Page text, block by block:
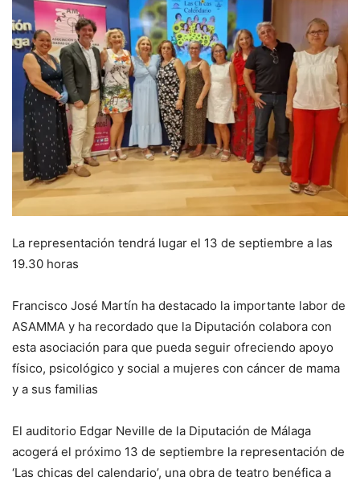
La representación tendrá lugar el 13 de septiembre a las
19.30 horas
Francisco José Martín ha destacado la importante labor de
ASAMMA y ha recordado que la Diputación colabora con
esta asociación para que pueda seguir ofreciendo apoyo
físico, psicológico y social a mujeres con cáncer de mama
y a sus familias
El auditorio Edgar Neville de la Diputación de Málaga
acogerá el próximo 13 de septiembre la representación de
‘Las chicas del calendario’, una obra de teatro benéfica a